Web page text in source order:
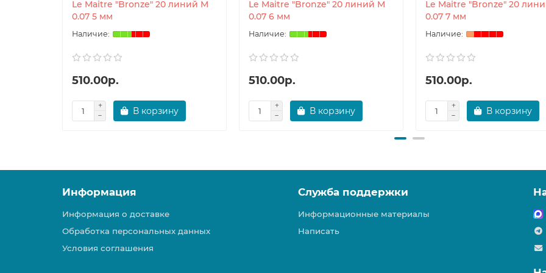
Le Maitre "Bronze" 20 линий M
0.07 5 мм
510.00р.
В корзину
Le Maitre "Bronze" 20 линий M
0.07 6 мм
510.00р.
В корзину
Le Maitre "Bronze" 20
0.07 7 мм
510.00р.
В корзину
Информация
Информация о доставке
Обработка персональных данных
Условия соглашения
Служба поддержки
Информационные материалы
Написать